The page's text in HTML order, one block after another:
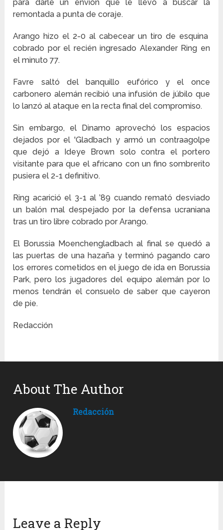
para darle un envión que le llevó a buscar la
remontada a punta de coraje.
Arango hizo el 2-0 al cabecear un tiro de esquina
cobrado por el recién ingresado Alexander Ring en
el minuto 77.
Favre saltó del banquillo eufórico y el once
carbonero alemán recibió una infusión de júbilo que
lo lanzó al ataque en la recta final del compromiso.
Sin embargo, el Dinamo aprovechó los espacios
dejados por el 'Gladbach y armó un contraagolpe
que dejó a Ideye Brown solo contra el portero
visitante para que el africano con un fino sombrerito
pusiera el 2-1 definitivo.
Ring acarició el 3-1 al ’89 cuando remató desviado
un balón mal despejado por la defensa ucraniana
tras un tiro libre cobrado por Arango.
El Borussia Moenchengladbach al final se quedó a
las puertas de una hazaña y terminó pagando caro
los errores cometidos en el juego de ida en Borussia
Park, pero los jugadores del equipo alemán por lo
menos tendrán el consuelo de saber que cayeron
de pie.
Redacción
About The Author
Redacción
Leave a Reply